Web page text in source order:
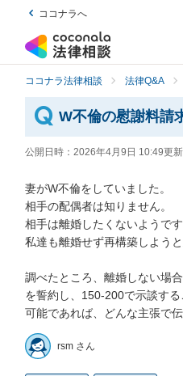
ココナラへ
ココナラ法律相談 法律Q&A
W不倫の慰謝料請
公開日時： 2026年4月9日 10:49更
妻がW不倫をしていました。
相手の配偶者は知りません。
相手は離婚したくないようです
私達も離婚せず再構築しようと
調べたところ、離婚しない場
を誓約し、150-200で示談する
可能であれば、どんな主張で
rsm さん